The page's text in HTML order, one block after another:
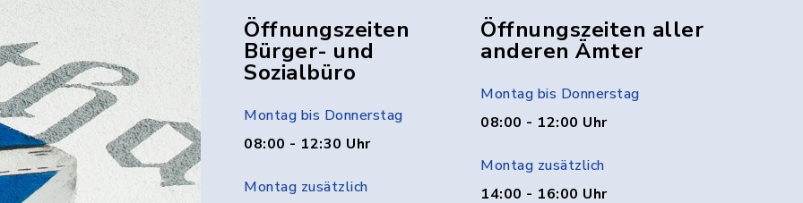
Öffnungszeiten
Bürger- und
Sozialbüro
Montag bis Donnerstag
08:00 - 12:30 Uhr
Montag zusätzlich
Öffnungszeiten aller
anderen Ämter
Montag bis Donnerstag
08:00 - 12:00 Uhr
Montag zusätzlich
14:00 - 16:00 Uhr